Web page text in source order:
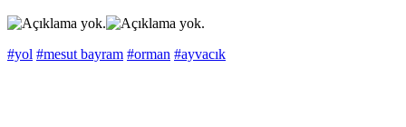
#yol #mesut bayram #orman #ayvacık